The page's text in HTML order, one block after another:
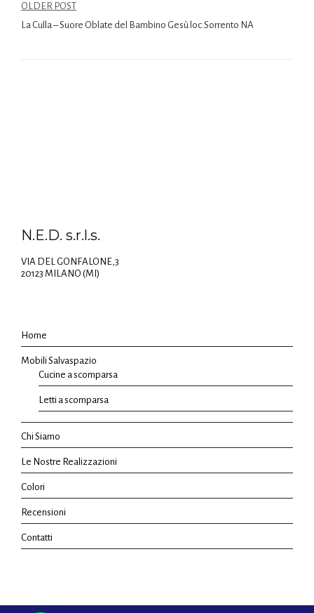
OLDER POST
La Culla – Suore Oblate del Bambino Gesù loc.Sorrento NA
N.E.D. s.r.l.s.
VIA DEL GONFALONE,3
20123 MILANO (MI)
Home
Mobili Salvaspazio
Cucine a scomparsa
Letti a scomparsa
Chi Siamo
Le Nostre Realizzazioni
Colori
Recensioni
Contatti